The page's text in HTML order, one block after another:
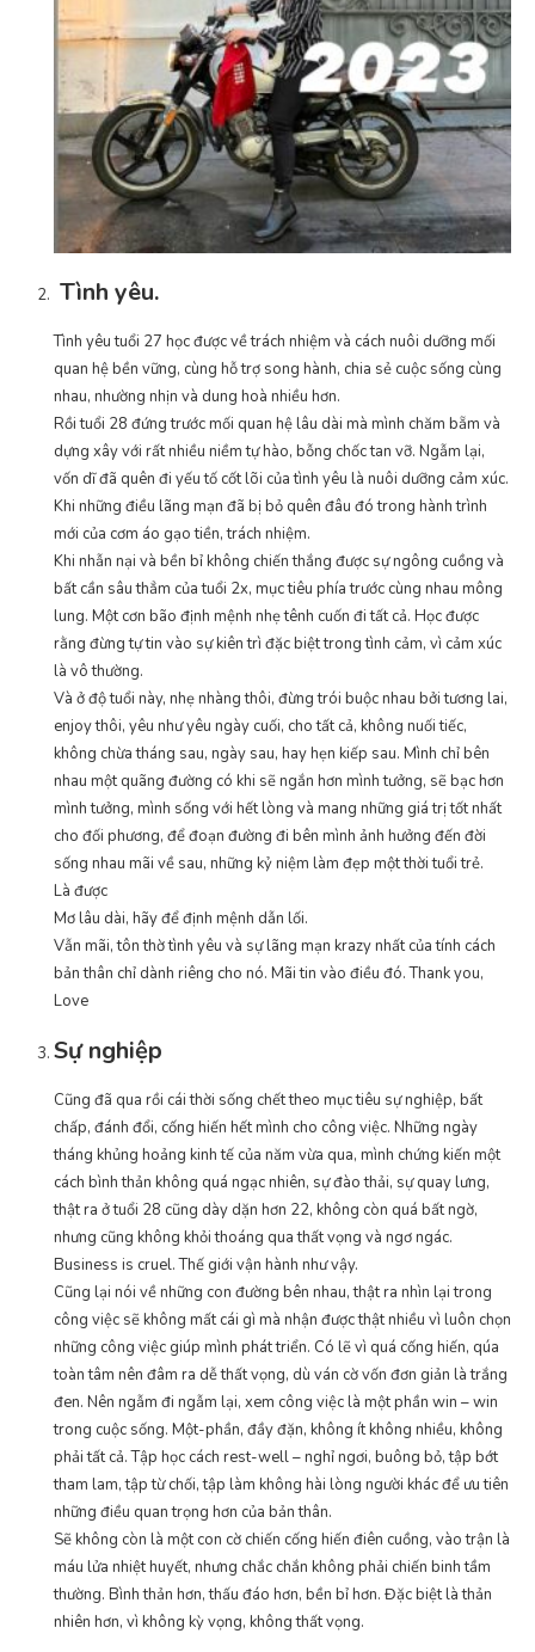
Tình yêu.
Tình yêu tuổi 27 học được về trách nhiệm và cách nuôi dưỡng mối
quan hệ bền vững, cùng hỗ trợ song hành, chia sẻ cuộc sống cùng
nhau, nhường nhịn và dung hoà nhiều hơn.
Rồi tuổi 28 đứng trước mối quan hệ lâu dài mà mình chăm bẵm và
dựng xây với rất nhiều niềm tự hào, bỗng chốc tan vỡ. Ngẫm lại,
vốn dĩ đã quên đi yếu tố cốt lõi của tình yêu là nuôi dưỡng cảm xúc.
Khi những điều lãng mạn đã bị bỏ quên đâu đó trong hành trình
mới của cơm áo gạo tiền, trách nhiệm.
Khi nhẫn nại và bền bỉ không chiến thắng được sự ngông cuồng và
bất cần sâu thẳm của tuổi 2x, mục tiêu phía trước cùng nhau mông
lung. Một cơn bão định mệnh nhẹ tênh cuốn đi tất cả. Học được
rằng đừng tự tin vào sự kiên trì đặc biệt trong tình cảm, vì cảm xúc
là vô thường.
Và ở độ tuổi này, nhẹ nhàng thôi, đừng trói buộc nhau bởi tương lai,
enjoy thôi, yêu như yêu ngày cuối, cho tất cả, không nuối tiếc,
không chừa tháng sau, ngày sau, hay hẹn kiếp sau. Mình chỉ bên
nhau một quãng đường có khi sẽ ngắn hơn mình tưởng, sẽ bạc hơn
mình tưởng, mình sống với hết lòng và mang những giá trị tốt nhất
cho đối phương, để đoạn đường đi bên mình ảnh hưởng đến đời
sống nhau mãi về sau, những kỷ niệm làm đẹp một thời tuổi trẻ.
Là được
Mơ lâu dài, hãy để định mệnh dẫn lối.
Vẫn mãi, tôn thờ tình yêu và sự lãng mạn krazy nhất của tính cách
bản thân chỉ dành riêng cho nó. Mãi tin vào điều đó. Thank you,
Love
Sự nghiệp
Cũng đã qua rồi cái thời sống chết theo mục tiêu sự nghiệp, bất
chấp, đánh đổi, cống hiến hết mình cho công việc. Những ngày
tháng khủng hoảng kinh tế của năm vừa qua, mình chứng kiến một
cách bình thản không quá ngạc nhiên, sự đào thải, sự quay lưng,
thật ra ở tuổi 28 cũng dày dặn hơn 22, không còn quá bất ngờ,
nhưng cũng không khỏi thoáng qua thất vọng và ngơ ngác.
Business is cruel. Thế giới vận hành như vậy.
Cũng lại nói về những con đường bên nhau, thật ra nhìn lại trong
công việc sẽ không mất cái gì mà nhận được thật nhiều vì luôn chọn
những công việc giúp mình phát triển. Có lẽ vì quá cống hiến, qúa
toàn tâm nên đâm ra dễ thất vọng, dù ván cờ vốn đơn giản là trắng
đen. Nên ngẫm đi ngẫm lại, xem công việc là một phần win – win
trong cuộc sống. Một-phần, đầy đặn, không ít không nhiều, không
phải tất cả. Tập học cách rest-well – nghỉ ngơi, buông bỏ, tập bớt
tham lam, tập từ chối, tập làm không hài lòng người khác để ưu tiên
những điều quan trọng hơn của bản thân.
Sẽ không còn là một con cờ chiến cống hiến điên cuồng, vào trận là
máu lửa nhiệt huyết, nhưng chắc chắn không phải chiến binh tầm
thường. Bình thản hơn, thấu đáo hơn, bền bỉ hơn. Đặc biệt là thản
nhiên hơn, vì không kỳ vọng, không thất vọng.